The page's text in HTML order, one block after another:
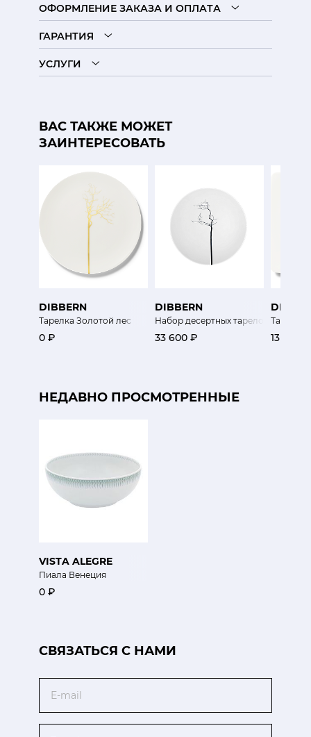
ОФОРМЛЕНИЕ ЗАКАЗА И ОПЛАТА
ГАРАНТИЯ
УСЛУГИ
ВАС ТАКЖЕ МОЖЕТ
ЗАИНТЕРЕСОВАТЬ
DIBBERN
Тарелка Золотой лес
0 ₽
DIBBERN
Набор десертных тарелок Чёрный
33 600 ₽
Тарелка
13 650 ₽
НЕДАВНО ПРОСМОТРЕННЫЕ
VISTA ALEGRE
Пиала Венеция
0 ₽
CВЯЗАТЬСЯ С НАМИ